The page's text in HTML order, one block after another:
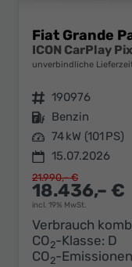
Fiat Grande
ICON CarPlay
unverbindliche
Fahrzeugnr. 190976
Kraftstoff Benzin
Leistung 74 kW (101 PS)
15.07.2026
18.436,– €
incl. 19% MwSt.
21.990,– €
Verbrauch
CO2-Klasse: D
CO2-